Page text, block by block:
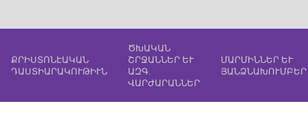
ՔՐԻՍՏՈՆԷԱԿԱՆ
ԴԱՍՏԻԱՐԱԿՈՒԹԻՒՆ
ԾԽԱԿԱՆ
ՇՐՋԱՆՆԵՐ ԵՒ
ԱԶԳ.
ՎԱՐԺԱՐԱՆՆԵՐ
ՄԱՐՄԻՆՆԵՐ ԵՒ
ՅԱՆՁՆԱԽՈՒՄԲԵՐ